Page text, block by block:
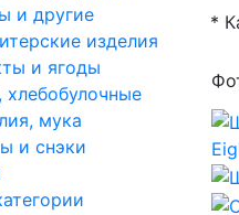
и другие
изделия
и ягоды
хлебобулочные
мука
и снэки
*